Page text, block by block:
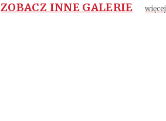
ZOBACZ INNE GALERIE więcej